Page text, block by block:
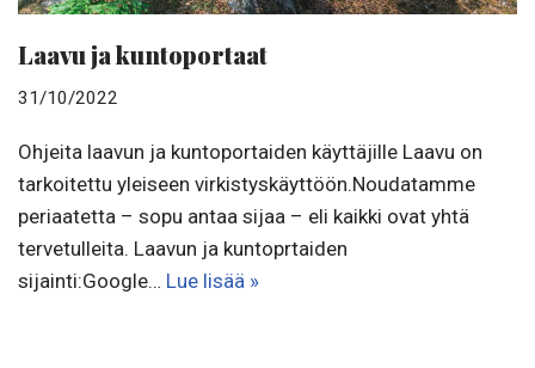
Laavu ja kuntoportaat
31/10/2022
Ohjeita laavun ja kuntoportaiden käyttäjille Laavu on
tarkoitettu yleiseen virkistyskäyttöön.Noudatamme
periaatetta – sopu antaa sijaa – eli kaikki ovat yhtä
tervetulleita. Laavun ja kuntoprtaiden
sijainti:Google… Lue lisää »